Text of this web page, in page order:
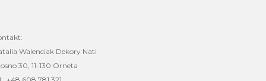
Walenciak Dekory Nati
30, 11-130 Orneta